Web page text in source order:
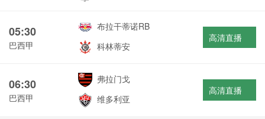
05:30
巴西甲
布拉干蒂诺RB
科林蒂安
高清直播
06:30
巴西甲
弗拉门戈
维多利亚
高清直播